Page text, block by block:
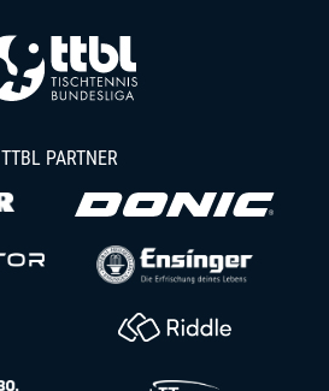
TTBL PARTNER